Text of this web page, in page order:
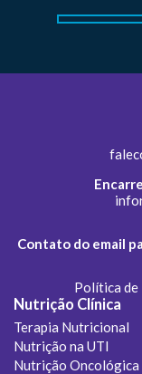
Contato do email
Política de
Nutrição Clínica
Terapia Nutricional
Nutrição na UTI
Nutrição Oncológica